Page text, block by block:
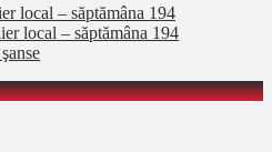
local – săptămâna 194
local – săptămâna 194